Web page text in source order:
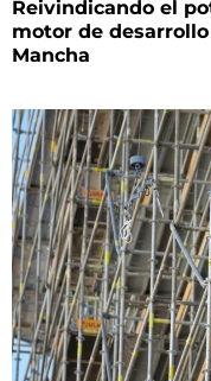
Reivindicando el
motor de
Mancha